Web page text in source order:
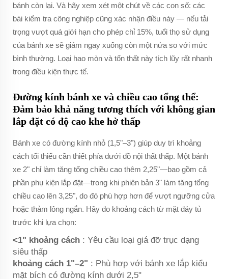
bánh còn lại. Và hãy xem xét một chút về các con số: các
bài kiểm tra công nghiệp cũng xác nhận điều này — nếu tải
trọng vượt quá giới hạn cho phép chỉ 15%, tuổi thọ sử dụng
của bánh xe sẽ giảm ngay xuống còn một nửa so với mức
bình thường. Loại hao mòn và tổn thất này tích lũy rất nhanh
trong điều kiện thực tế.
Đường kính bánh xe và chiều cao tổng thể:
Đảm bảo khả năng tương thích với không gian
lắp đặt có độ cao khe hở thấp
Bánh xe có đường kính nhỏ (1,5"–3") giúp duy trì khoảng
cách tối thiểu cần thiết phía dưới đồ nội thất thấp. Một bánh
xe 2" chỉ làm tăng tổng chiều cao thêm 2,25"—bao gồm cả
phần phụ kiện lắp đặt—trong khi phiên bản 3" làm tăng tổng
chiều cao lên 3,25", do đó phù hợp hơn để vượt ngưỡng cửa
hoặc thảm lông ngắn. Hãy đo khoảng cách từ mặt đáy tủ
trước khi lựa chọn:
<1" khoảng cách : Yêu cầu loại giá đỡ trục dạng
siêu thấp
khoảng cách 1"–2" : Phù hợp với bánh xe lắp kiểu
mặt bích có đường kính dưới 2,5"